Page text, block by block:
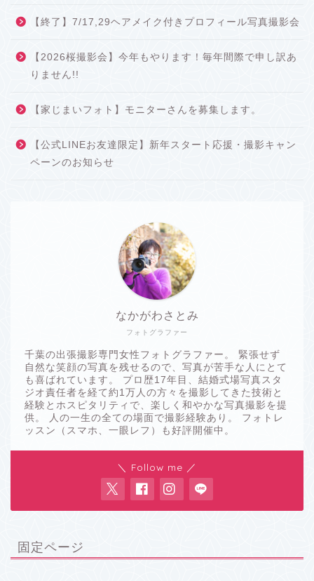
【終了】7/17,29ヘアメイク付きプロフィール写真撮影会
【2026桜撮影会】今年もやります！毎年間際で申し訳あ
りません!!
【家じまいフォト】モニターさんを募集します。
【公式LINEお友達限定】新年スタート応援・撮影キャン
ペーンのお知らせ
フォトグラファー
なかがわさとみ
千葉の出張撮影専門女性フォトグラファー。 緊張せず
自然な笑顔の写真を残せるので、写真が苦手な人にとて
も喜ばれています。 プロ歴17年目、結婚式場写真スタ
ジオ責任者を経て約1万人の方々を撮影してきた技術と
経験とホスピタリティで、楽しく和やかな写真撮影を提
供。 人の一生の全ての場面で撮影経験あり。 フォトレ
ッスン（スマホ、一眼レフ）も好評開催中。
＼ Follow me ／
固定ページ